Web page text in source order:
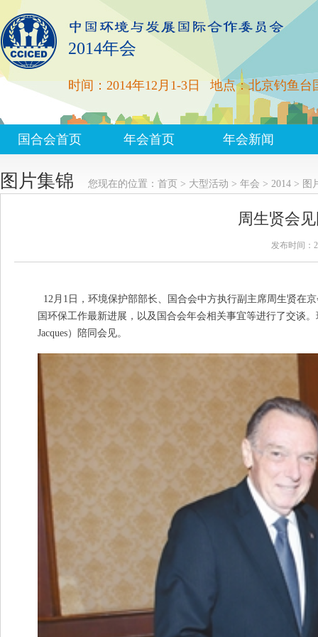
2014年会
时间：2014年12月1-3日 地点：北京钓鱼台
国合会首页 年会首页 年会新闻
图片集锦 您现在的位置： 首页 > 大型活动 > 年会 > 2014 > 图
周生贤会
发布时间：
12月1日，环境保护部部长、国合会中方执行副主席周生贤在
国环保工作最新进展，以及国合会年会相关事宜等进行了交谈
Jacques）陪同会见。